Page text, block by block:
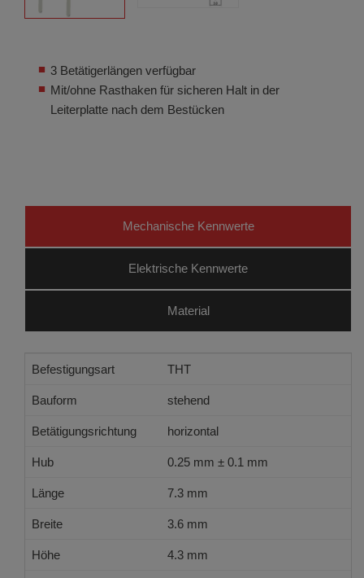
3 Betätigerlängen verfügbar
Mit/ohne Rasthaken für sicheren Halt in der
Leiterplatte nach dem Bestücken
Mechanische Kennwerte
Elektrische Kennwerte
Material
Befestigungsart THT
Bauform stehend
Betätigungsrichtung horizontal
Hub 0.25 mm ± 0.1 mm
Länge 7.3 mm
Breite 3.6 mm
Höhe 4.3 mm